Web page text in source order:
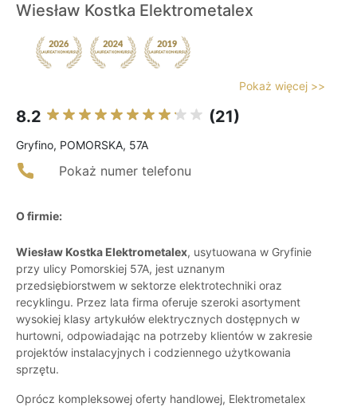
Wiesław Kostka Elektrometalex
Pokaż więcej >>
8.2 (21)
Gryfino, POMORSKA, 57A
Pokaż numer telefonu
O firmie:
Wiesław Kostka Elektrometalex, usytuowana w Gryfinie
przy ulicy Pomorskiej 57A, jest uznanym
przedsiębiorstwem w sektorze elektrotechniki oraz
recyklingu. Przez lata firma oferuje szeroki asortyment
wysokiej klasy artykułów elektrycznych dostępnych w
hurtowni, odpowiadając na potrzeby klientów w zakresie
projektów instalacyjnych i codziennego użytkowania
sprzętu.
Oprócz kompleksowej oferty handlowej, Elektrometalex